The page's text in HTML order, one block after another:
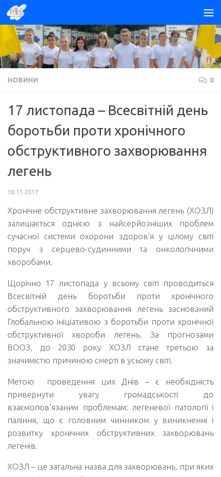
Skip to content
НОВИНИ 0
17 листопада – Всесвітній день
боротьби проти хронічного
обструктивного захворювання
легень
18.11.2017
Хронічне обструктивне захворювання легень (ХОЗЛ)
залишається однією з найсерйозніших проблем
сучасної системи охорони здоров’я у цілому світі
поруч з серцево-судинними та онкологічними
хворобами.
Щорічно 17 листопада у всьому світі проводиться
Всесвітній день боротьби проти хронічного
обструктивного захворювання легень заснований
Глобальною ініціативою з боротьби проти хронічної
обструктивної хвороби легень. За прогнозами
ВООЗ, до 2030 року ХОЗЛ стане третьою за
значимістю причиною смерті в усьому світі.
Метою проведення цих Днів – є необхідність
привернути увагу громадськості до
взаємопов’язаним проблемам: легеневої патології і
паління, що є головним чинником у виникненні і
розвитку хронічних обструктивних захворювань
легенів.
ХОЗЛ – це загальна назва для захворювань, при яких